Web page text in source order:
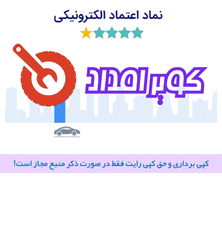
کپی برداری و حق کپی رایت فقط در صورت ذکر منبع مجاز است!